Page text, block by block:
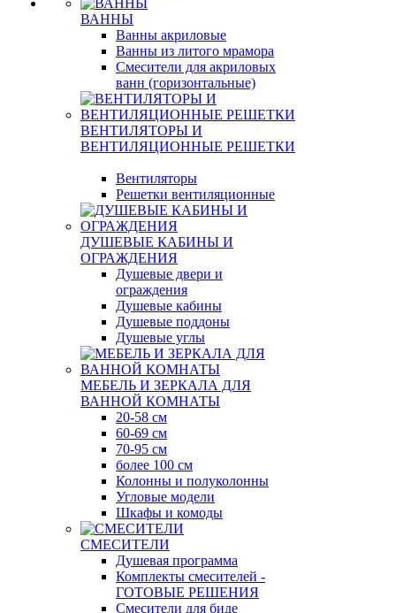
ВАННЫ
Ванны акриловые
Ванны из литого мрамора
Смесители для акриловых
ванн (горизонтальные)
ВЕНТИЛЯТОРЫ И
ВЕНТИЛЯЦИОННЫЕ РЕШЕТКИ
Вентиляторы
Решетки вентиляционные
ДУШЕВЫЕ КАБИНЫ И
ОГРАЖДЕНИЯ
Душевые двери и
ограждения
Душевые кабины
Душевые поддоны
Душевые углы
МЕБЕЛЬ И ЗЕРКАЛА ДЛЯ
ВАННОЙ КОМНАТЫ
20-58 см
60-69 см
70-95 см
более 100 см
Колонны и полуколонны
Угловые модели
Шкафы и комоды
СМЕСИТЕЛИ
Душевая программа
Комплекты смесителей -
ГОТОВЫЕ РЕШЕНИЯ
Смесители для биде